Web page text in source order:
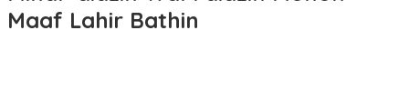
Maaf Lahir Bathin